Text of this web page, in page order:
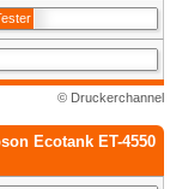
© Druckerchannel
Ecotank ET-4550